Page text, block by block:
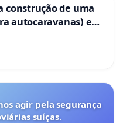
construção de uma
autocaravanas) em
agir pela segurança
suíças.